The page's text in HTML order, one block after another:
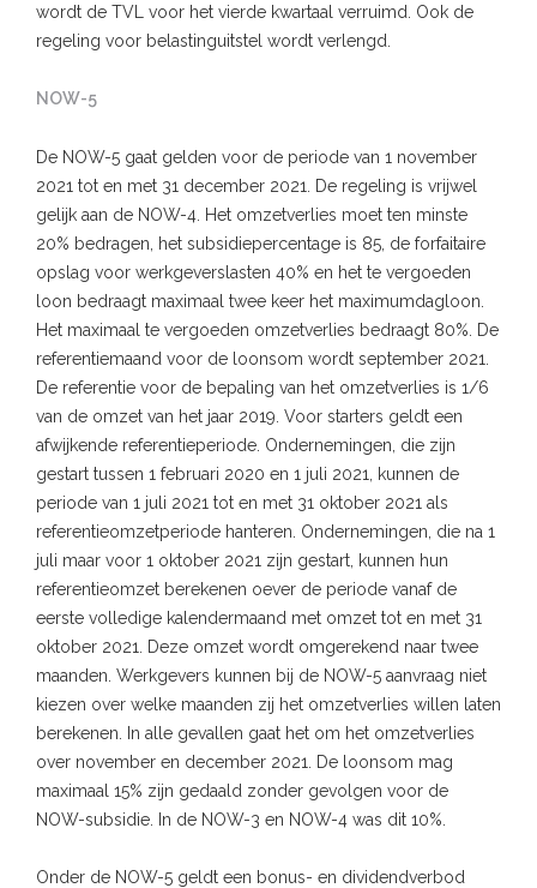
wordt de TVL voor het vierde kwartaal verruimd. Ook de
regeling voor belastinguitstel wordt verlengd.
NOW-5
De NOW-5 gaat gelden voor de periode van 1 november
2021 tot en met 31 december 2021. De regeling is vrijwel
gelijk aan de NOW-4. Het omzetverlies moet ten minste
20% bedragen, het subsidiepercentage is 85, de forfaitaire
opslag voor werkgeverslasten 40% en het te vergoeden
loon bedraagt maximaal twee keer het maximumdagloon.
Het maximaal te vergoeden omzetverlies bedraagt 80%. De
referentiemaand voor de loonsom wordt september 2021.
De referentie voor de bepaling van het omzetverlies is 1/6
van de omzet van het jaar 2019. Voor starters geldt een
afwijkende referentieperiode. Ondernemingen, die zijn
gestart tussen 1 februari 2020 en 1 juli 2021, kunnen de
periode van 1 juli 2021 tot en met 31 oktober 2021 als
referentieomzetperiode hanteren. Ondernemingen, die na 1
juli maar voor 1 oktober 2021 zijn gestart, kunnen hun
referentieomzet berekenen oever de periode vanaf de
eerste volledige kalendermaand met omzet tot en met 31
oktober 2021. Deze omzet wordt omgerekend naar twee
maanden. Werkgevers kunnen bij de NOW-5 aanvraag niet
kiezen over welke maanden zij het omzetverlies willen laten
berekenen. In alle gevallen gaat het om het omzetverlies
over november en december 2021. De loonsom mag
maximaal 15% zijn gedaald zonder gevolgen voor de
NOW-subsidie. In de NOW-3 en NOW-4 was dit 10%.
Onder de NOW-5 geldt een bonus- en dividendverbod